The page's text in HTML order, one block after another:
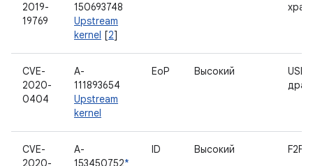
2019-
19769
150693748
Upstream
kernel [2]
CVE-
2020-
0404
A-
111893654
Upstream
kernel
EoP Высокий
USB-
CVE-
2020-
A-
153450752*
ID Высокий F2FS